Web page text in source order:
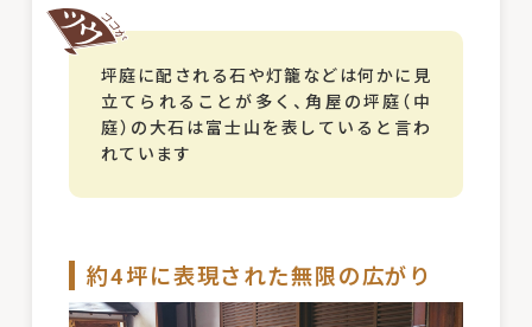
坪庭に配される石や灯籠などは何かに見
立てられることが多く、角屋の坪庭（中
庭）の大石は富士山を表していると言わ
れています
約4坪に表現された無限の広がり